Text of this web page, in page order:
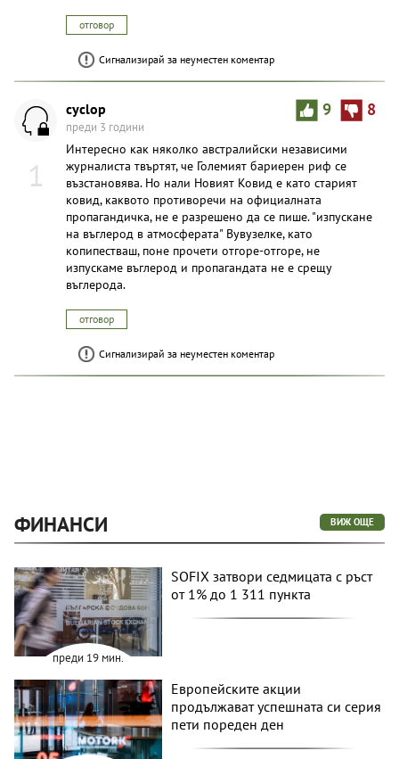
отговор
Сигнализирай за неуместен коментар
1
9 8
cyclop
преди 3 години
Интересно как няколко австралийски независими
журналиста твъртят, че Големият бариерен риф се
възстановява. Но нали Новият Ковид е като старият
ковид, каквото противоречи на официалната
пропагандичка, не е разрешено да се пише. "изпускане
на въглерод в атмосферата" Вувузелке, като
копипестваш, поне прочети отгоре-отгоре, не
изпускаме въглерод и пропагандата не е срещу
въглерода.
отговор
Сигнализирай за неуместен коментар
ФИНАНСИ ВИЖ ОЩЕ
преди 19 мин.
SOFIX затвори седмицата с ръст
от 1% до 1 311 пункта
Европейските акции
продължават успешната си серия
пети пореден ден